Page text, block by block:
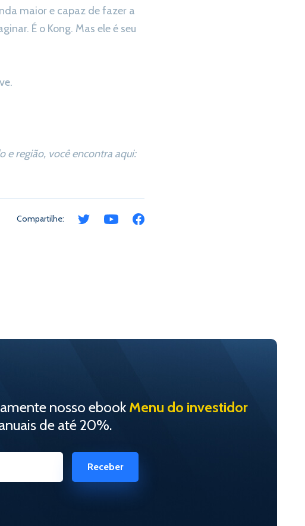
maior e capaz de fazer a
É o Kong. Mas ele é seu
e região, você encontra aqui:
Compartilhe:
nosso ebook Menu do investidor
de até 20%.
Receber